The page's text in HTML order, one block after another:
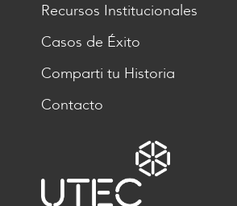
Recursos Institucionales
Casos de Éxito
Comparti tu Historia
Contacto